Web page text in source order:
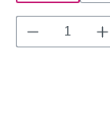
Produkt